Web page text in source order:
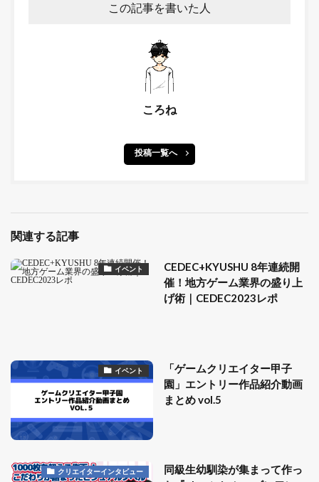
この記事を書いた人
ころね
投稿一覧へ
関連する記事
イベント
CEDEC+KYUSHU 8年連続開
催！地方ゲーム業界の盛り上
げ術｜CEDEC2023レポ
イベント
「ゲームクリエイター甲子
園」エントリー作品紹介動画
まとめ vol.5
クリエイターインタビュー
同級生幼馴染が集まって作っ